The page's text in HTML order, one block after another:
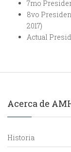
7mo
8vo
2017)
Actual
Acerca de
Historia